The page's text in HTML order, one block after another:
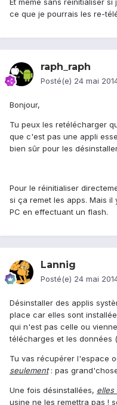
Et même sans réinitialiser
ce que je pourrais les re-
raph_raph
Posté(e) 24 mai
Bonjour,
Tu peux les retélécharger
que c'est pas une appli
bien sûr pour les
Pour le réinitialiser
si ça remet les apps. Mais
PC en effectuant un flash.
Lannig
Posté(e) 24 mai
Désinstaller des applis
place car elles sont
qui n'est pas celle ou
télécharges et les données
Tu vas récupérer l'espace
seulement: pas
Une fois désinstallées, elles
usine ne les remettra pas !